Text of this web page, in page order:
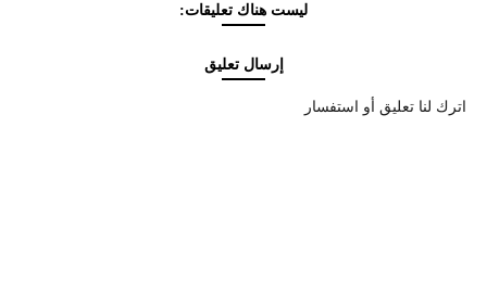
ليست هناك تعليقات:
إرسال تعليق
اترك لنا تعليق أو استفسار